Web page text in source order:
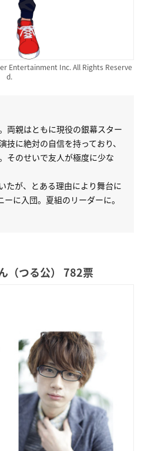
Entertainment Inc. All Rights Reserve
d.
両親はともに現役の銀幕スター
に絶対の自信を持っており、
そのせいで友人が極度に少な
たが、とある理由により舞台に
に入団。夏組のリーダーに。
（つる公） 782票